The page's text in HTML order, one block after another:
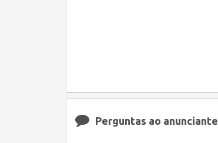
Perguntas ao anunciante